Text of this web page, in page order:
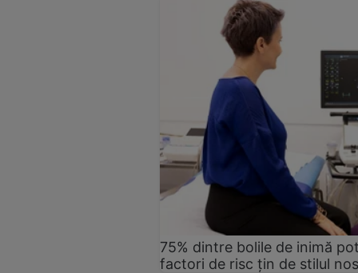
75% dintre bolile de inimă
factori de risc țin de stilul